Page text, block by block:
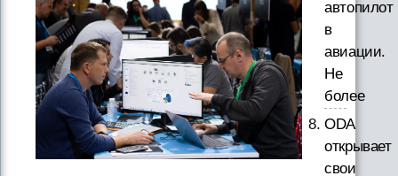
автопилот
в
авиации.
Не
более
ODA
открывает
свои